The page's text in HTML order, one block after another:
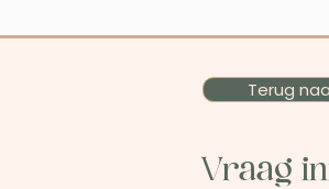
Terug
Vraag